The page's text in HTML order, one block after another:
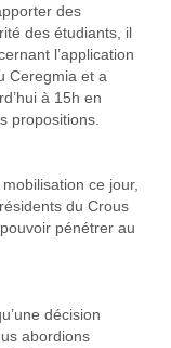
des
des étudiants, il
l’application
Ceregmia et a
à 15h en
propositions.
ce jour,
du Crous
pénétrer au
décision
abordions